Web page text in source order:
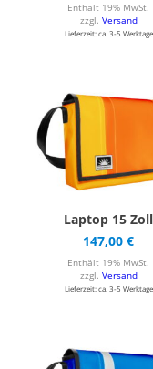
Enthält 19% MwSt.
zzgl. Versand
Lieferzeit: ca. 3-5 Werktage
Laptop 15 Zoll
147,00€
Enthält 19% MwSt.
zzgl. Versand
Lieferzeit: ca. 3-5 Werktage